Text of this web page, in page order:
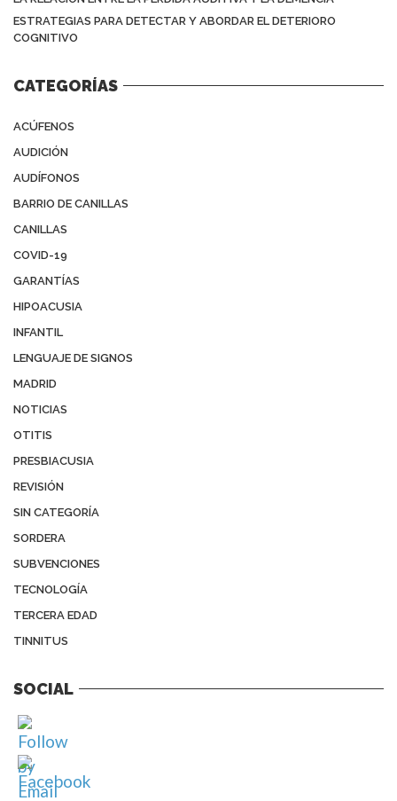
ESTRATEGIAS PARA DETECTAR Y ABORDAR EL DETERIORO
COGNITIVO
CATEGORÍAS
ACÚFENOS
AUDICIÓN
AUDÍFONOS
BARRIO DE CANILLAS
CANILLAS
COVID-19
GARANTÍAS
HIPOACUSIA
INFANTIL
LENGUAJE DE SIGNOS
MADRID
NOTICIAS
OTITIS
PRESBIACUSIA
REVISIÓN
SIN CATEGORÍA
SORDERA
SUBVENCIONES
TECNOLOGÍA
TERCERA EDAD
TINNITUS
SOCIAL